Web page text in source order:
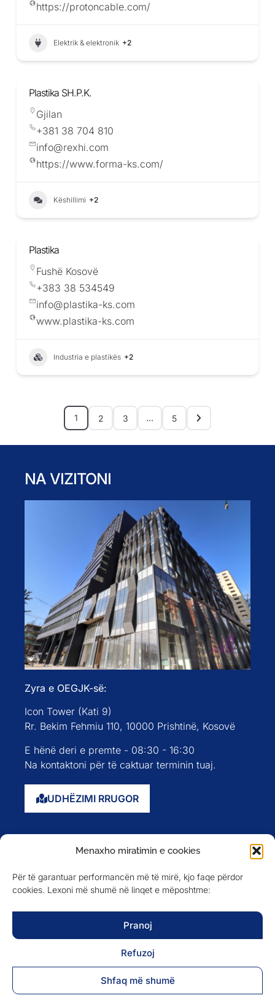
Menaxho miratimin e cookies
Për të garantuar performancën më të mirë, kjo faqe përdor
cookies. Lexoni më shumë në linqet e mëposhtme:
Pranoj
Refuzoj
Shfaq më shumë
https://protoncable.com/
Elektrik & elektronik +2
Plastika SH.P.K.
Gjilan
+381 38 704 810
info@rexhi.com
https://www.forma-ks.com/
Këshillimi +2
Plastika
Fushë Kosovë
+383 38 534549
info@plastika-ks.com
www.plastika-ks.com
Industria e plastikës +2
1 2 3 … 5
NA VIZITONI
Zyra e OEGJK-së:
Icon Tower (Kati 9)
Rr. Bekim Fehmiu 110, 10000 Prishtinë, Kosovë
E hënë deri e premte - 08:30 - 16:30
Na kontaktoni për të caktuar terminin tuaj.
UDHËZIMI RRUGOR
Evente
Anëtarët
Newsletter